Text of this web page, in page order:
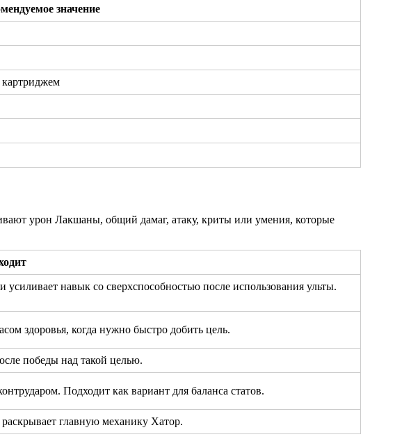
значение
урон Лакшаны, общий дамаг, атаку, криты или умения, которые
навык со сверхспособностью после использования ульты.
здоровья, когда нужно быстро добить цель.
победы над такой целью.
Подходит как вариант для баланса статов.
главную механику Хатор.